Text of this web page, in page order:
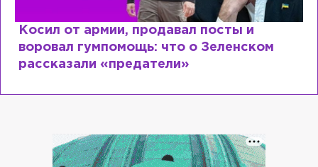
Косил от армии, продавал посты и
воровал гумпомощь: что о Зеленском
рассказали «предатели»